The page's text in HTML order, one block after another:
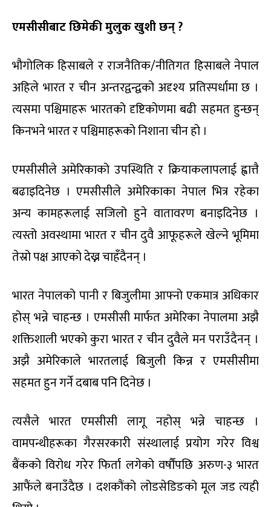
एमसीसीबाट छिमेकी मुलुक खुशी छन् ?
भौगोलिक हिसाबले र राजनैतिक/नीतिगत हिसाबले नेपाल
अहिले भारत र चीन अन्तरद्वन्द्वको अदृश्य प्रतिस्पर्धामा छ ।
त्यसमा पश्चिमाहरू भारतको दृष्टिकोणमा बढी सहमत हुन्छन्
किनभने भारत र पश्चिमाहरूको निशाना चीन हो ।
एमसीसीले अमेरिकाको उपस्थिति र क्रियाकलापलाई ह्वात्तै
बढाइदिनेछ । एमसीसीले अमेरिकाका नेपाल भित्र रहेका
अन्य कामहरूलाई सजिलो हुने वातावरण बनाइदिनेछ ।
त्यस्तो अवस्थामा भारत र चीन दुवै आफूहरूले खेल्ने भूमिमा
तेस्रो पक्ष आएको देख्न चाहँदैनन् ।
भारत नेपालको पानी र बिजुलीमा आफ्नो एकमात्र अधिकार
होस् भन्ने चाहन्छ । एमसीसी मार्फत अमेरिका नेपालमा अझै
शक्तिशाली भएको कुरा भारत र चीन दुवैले मन पराउँदैनन् ।
अझै अमेरिकाले भारतलाई बिजुली किन्न र एमसीसीमा
सहमत हुन गर्ने दबाब पनि दिनेछ ।
त्यसैले भारत एमसीसी लागू नहोस् भन्ने चाहन्छ ।
वामपन्थीहरूका गैरसरकारी संस्थालाई प्रयोग गरेर विश्व
बैंकको विरोध गरेर फिर्ता लगेको वर्षौंपछि अरुण-३ भारत
आफैंले बनाउँदैछ । दशकौंको लोडसेडिङको मूल जड त्यही